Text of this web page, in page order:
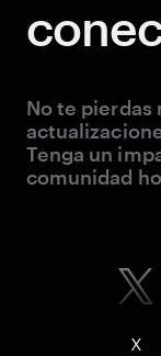
No te pierdas
Tenga un
comunidad
X